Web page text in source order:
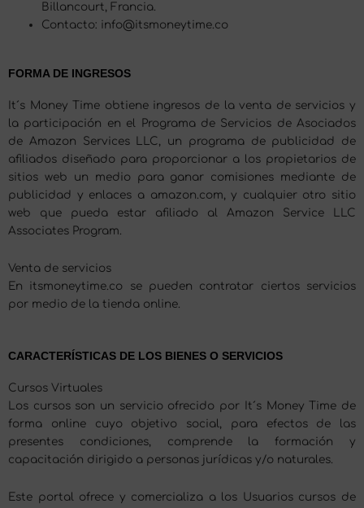
Billancourt, Francia.
Contacto: info@itsmoneytime.co
FORMA DE INGRESOS
It´s Money Time obtiene ingresos de la venta de servicios y
la participación en el Programa de Servicios de Asociados
de Amazon Services LLC, un programa de publicidad de
afiliados diseñado para proporcionar a los propietarios de
sitios web un medio para ganar comisiones mediante de
publicidad y enlaces a amazon.com, y cualquier otro sitio
web que pueda estar afiliado al Amazon Service LLC
Associates Program.
Venta de servicios
En itsmoneytime.co se pueden contratar ciertos servicios
por medio de la tienda online.
CARACTERÍSTICAS DE LOS BIENES O SERVICIOS
Cursos Virtuales
Los cursos son un servicio ofrecido por It´s Money Time de
forma online cuyo objetivo social, para efectos de las
presentes condiciones, comprende la formación y
capacitación dirigido a personas jurídicas y/o naturales.
Este portal ofrece y comercializa a los Usuarios cursos de